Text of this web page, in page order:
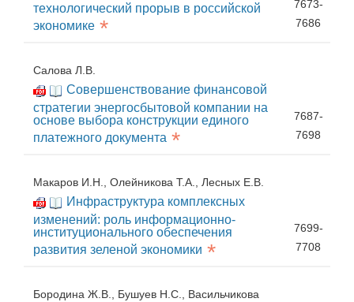
технологический прорыв в российской
экономике *
7673-
7686
Салова Л.В.
Совершенствование финансовой
стратегии энергосбытовой компании на
основе выбора конструкции единого
платежного документа *
7687-
7698
Макаров И.Н., Олейникова Т.А., Лесных Е.В.
Инфраструктура комплексных
изменений: роль информационно-
институционального обеспечения
развития зеленой экономики *
7699-
7708
Бородина Ж.В., Бушуев Н.С., Васильчикова